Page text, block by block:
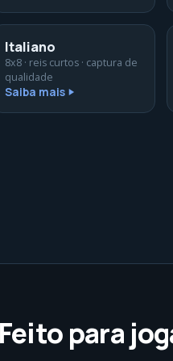
Italiano
8x8 · reis curtos · captura de
qualidade
Saiba mais
Feito para